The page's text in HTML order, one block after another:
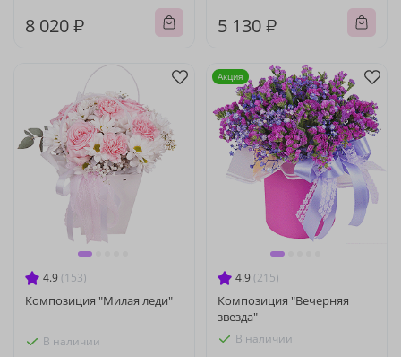
8 020 ₽ 5 130 ₽
4.9 (153)
Композиция "Милая леди"
В наличии
4.9 (215)
Композиция "Вечерняя
звезда"
В наличии
Акция